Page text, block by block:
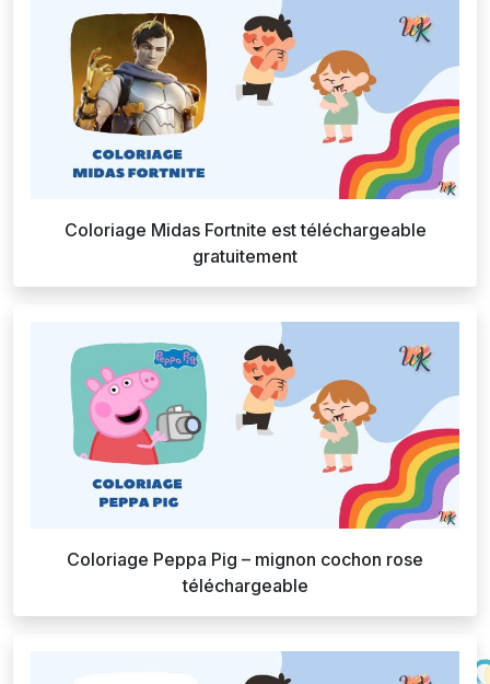
Coloriage Midas Fortnite est téléchargeable
gratuitement
Coloriage Peppa Pig – mignon cochon rose
téléchargeable